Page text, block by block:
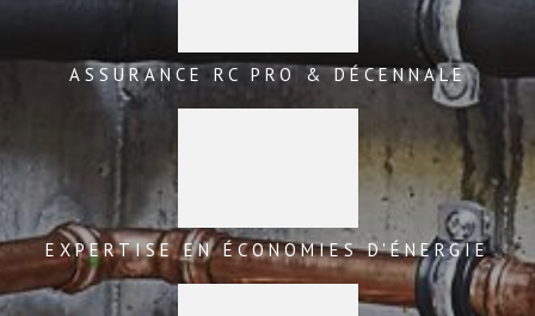
ASSURANCE RC PRO & DÉCENNALE
EXPERTISE EN ÉCONOMIES D'ÉNERGIE